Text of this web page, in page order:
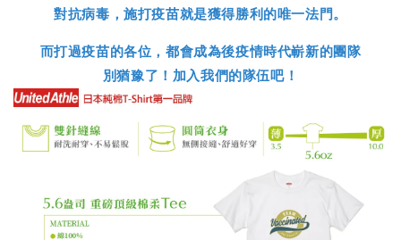
對抗病毒，施打疫苗就是獲得勝利的唯一法門。
而打過疫苗的各位，都會成為後疫情時代嶄新的團隊
別猶豫了！加入我們的隊伍吧！